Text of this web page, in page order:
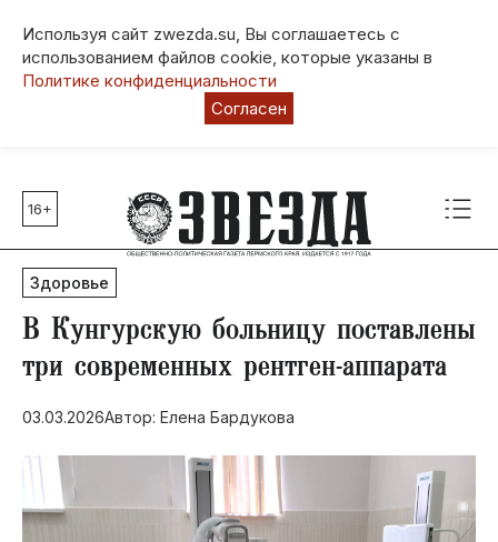
Используя сайт zwezda.su, Вы соглашаетесь с
использованием файлов cookie, которые указаны в
Политике конфиденциальности
Согласен
Главные темы
80 лет Победы
Молодежная столица РФ
СВО
Социальная поддержка
Инфраструктура
Благоустройство
16+
Здоровье
В Кунгурскую больницу поставлены
три современных рентген-аппарата
03.03.2026Автор: Елена Бардукова